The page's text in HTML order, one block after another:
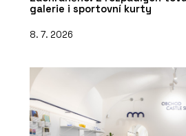
galerie i sportovní kurty
8. 7. 2026